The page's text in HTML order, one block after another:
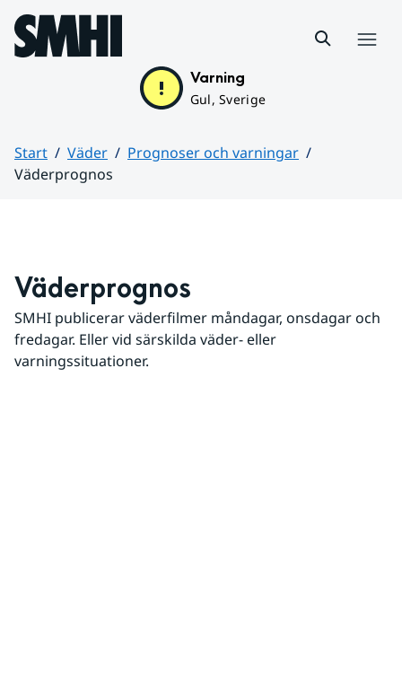
Hoppa till sidans innehåll
Varning
Gul, Sverige
Start Väder
Prognoser och varningar
Väderprognos
Väderprognos
SMHI publicerar väderfilmer måndagar, onsdagar och
fredagar. Eller vid särskilda väder- eller
varningssituationer.